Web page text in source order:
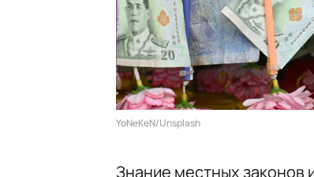
YoNeKeN/Unsplash
Знание местных законов